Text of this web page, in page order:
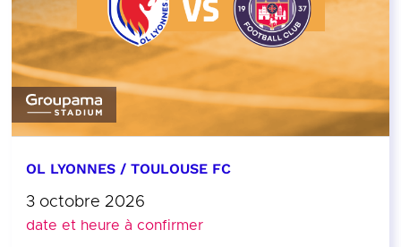
OL LYONNES / TOULOUSE FC
3 octobre 2026
date et heure à confirmer